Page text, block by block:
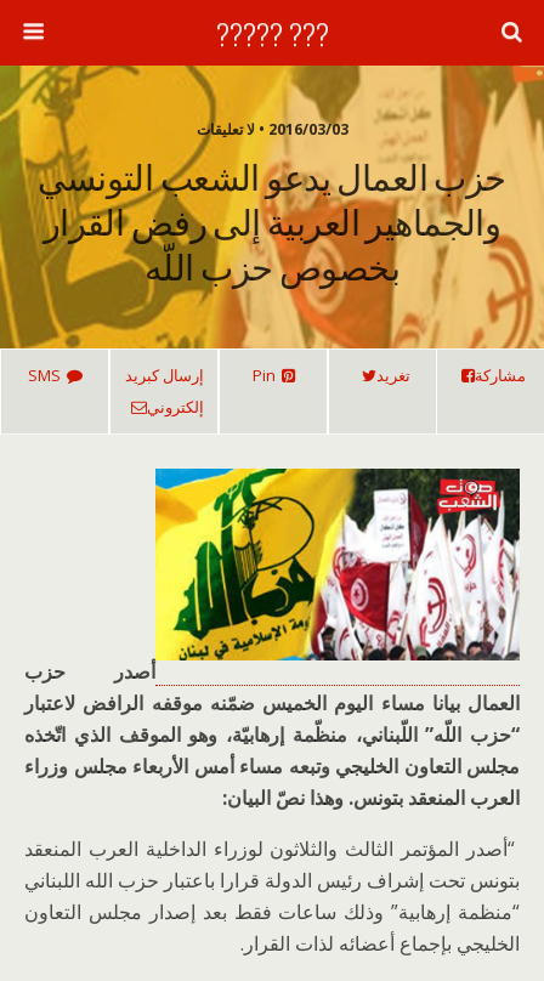
??? ?????
2016/03/03 • لا تعليقات
حزب العمال يدعو الشعب التونسي
والجماهير العربية إلى رفض القرار
بخصوص حزب اللّه
مشاركة تغريد Pin
إرسال كبريد
إلكتروني
SMS
أصدر حزب
العمال بيانا مساء اليوم الخميس ضمّنه موقفه الرافض لاعتبار
“حزب اللّه” اللّبناني، منظّمة إرهابيّة، وهو الموقف الذي اتّخذه
مجلس التعاون الخليجي وتبعه مساء أمس الأربعاء مجلس وزراء
العرب المنعقد بتونس. وهذا نصّ البيان:
“أصدر المؤتمر الثالث والثلاثون لوزراء الداخلية العرب المنعقد
بتونس تحت إشراف رئيس الدولة قرارا باعتبار حزب الله اللبناني
“منظمة إرهابية” وذلك ساعات فقط بعد إصدار مجلس التعاون
الخليجي بإجماع أعضائه لذات القرار.